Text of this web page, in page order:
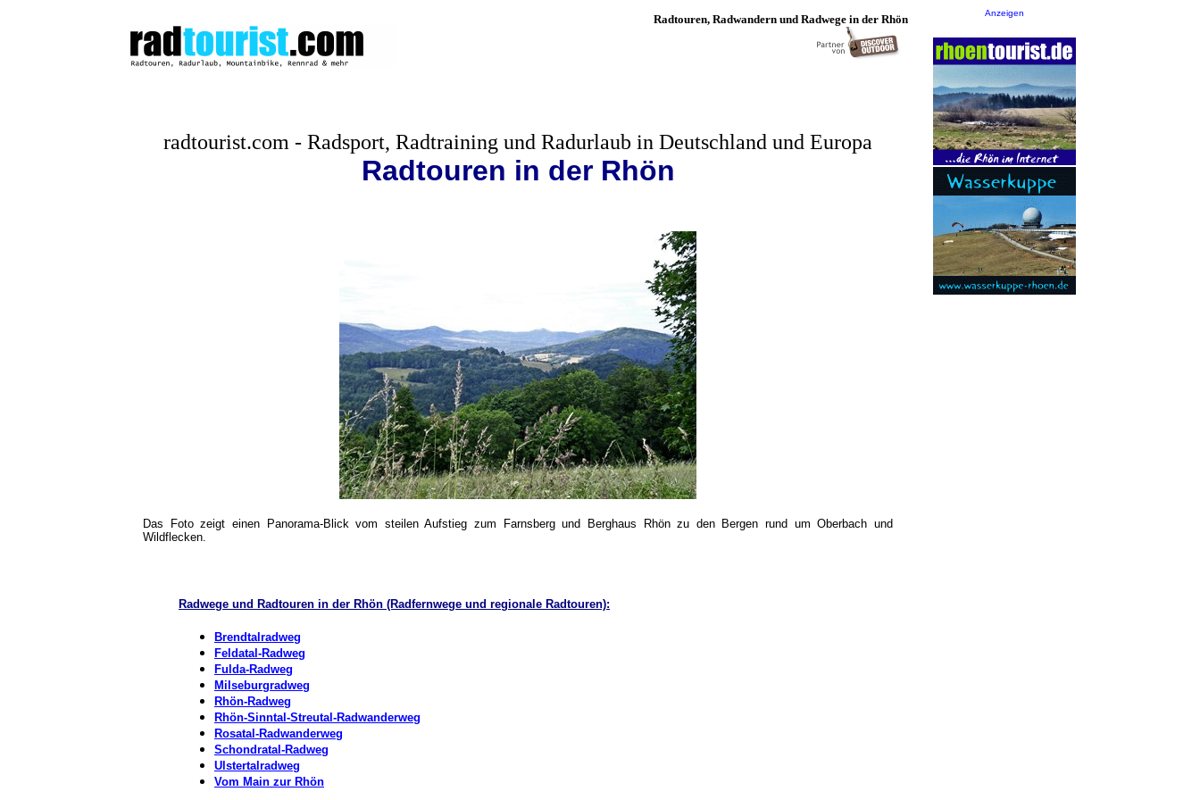
Radtouren, Radwandern und Radwege in der Rhön
radtourist.com - Radsport, Radtraining und Radurlaub in Deutschland und Europa
Radtouren in der Rhön
Das Foto zeigt einen Panorama-Blick vom steilen Aufstieg zum Farnsberg und Berghaus Rhön zu den Bergen rund um Oberbach und
Wildflecken.
Radwege und Radtouren in der Rhön (Radfernwege und regionale Radtouren):
Brendtalradweg
Feldatal-Radweg
Fulda-Radweg
Milseburgradweg
Rhön-Radweg
Rhön-Sinntal-Streutal-Radwanderweg
Rosatal-Radwanderweg
Schondratal-Radweg
Ulstertalradweg
Vom Main zur Rhön
Anzeigen